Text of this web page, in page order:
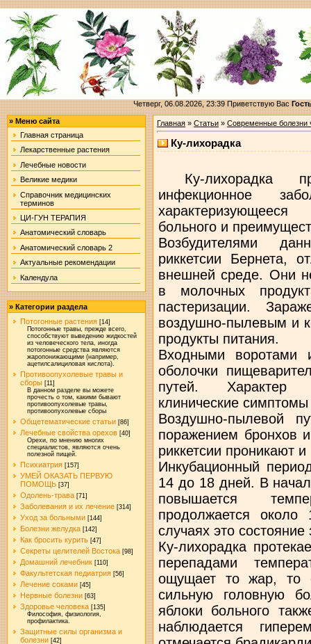
Четверг, 06.08.2026, 23:39Приветствую Вас
» Меню сайта
Главная страница
Лекарственные растения
Лечебные новости
Великие медики
Справочник медицинских
терминов
ЦИ-ГУН ТЕРАПИЯ
Анатомический словарь
Анатомический словарь 2
Актуальные рекомендации
Календула
» Категории раздела
Потогонные растения [14]
Потогонные травы, прежде всего,
способствуют выведению жидкостей
из человеческого тела, иногда
потогонные средства являются
жаропонижающими (например,
ацетилсалициловая кислота).
Противоопухолевые травы и
сборы [11]
В данном разделе вы можете
прочесть о том, какими бывают
противоопухолевые травы,
противоопухолевые сборы
Общетематические статьи [86]
Лечебные свойства орехов [40]
Орехи, по мнению многих
специалистов, являются очень
полезной пищей.
Психиатрия [157]
УМЕЙ ОКАЗАТЬ ПЕРВУЮ
ПОМОЩЬ [37]
Одолень-трава [71]
Заболевания и их лечение [314]
Уход за больными [144]
Болезни желудка [142]
Как бросить курить [47]
Секреты целителей Востока [98]
Домашний лечебник [110]
Факультетская педиатрия [56]
Лечение соками [45]
Нервные болезни [63]
Здоровье человека [135]
Философия, физиология,
профилактика.
Защитные силы организма и
болезни [42]
Главная» Статьи» Современные болезни
Ку-лихорадка
Ку-лихорадка
инфекционное
больного и
Возбудителями
риккетсии Бернета,
внешней среде. Они
в молочных
пастеризации.
воздушно-пылевым и
продукты питания.
Входными воротами
оболочки
путей. Характер
клинические
Воздушно-пылевой
поражением бронхов
риккетсии проникают
Инкубационный
14 до 18 дней. В
повышается
продолжается
случаях это
Ку-лихорадка
перепадами
ощущает то жар, то
сильную головную
яблоки больного
наблюдается